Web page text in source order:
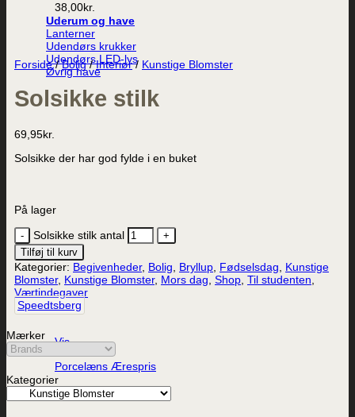
38,00kr.
Uderum og have
Lanterner
Udendørs krukker
Udendørs LED-lys
Øvrig have
Vis
Porcelæns Ærespris
249,95kr.
Forside / Bolig / Interiør / Kunstige Blomster
Solsikke stilk
69,95kr.
Solsikke der har god fylde i en buket
På lager
Solsikke stilk antal
Tilføj til kurv
Kategorier: Begivenheder, Bolig Bryllup Fødselsdag
Kunstige
Blomster, Kunstige Blomster, Mors dag Shop Til studenten
Værtindegaver
Speedtsberg
Mærker
Kategorier